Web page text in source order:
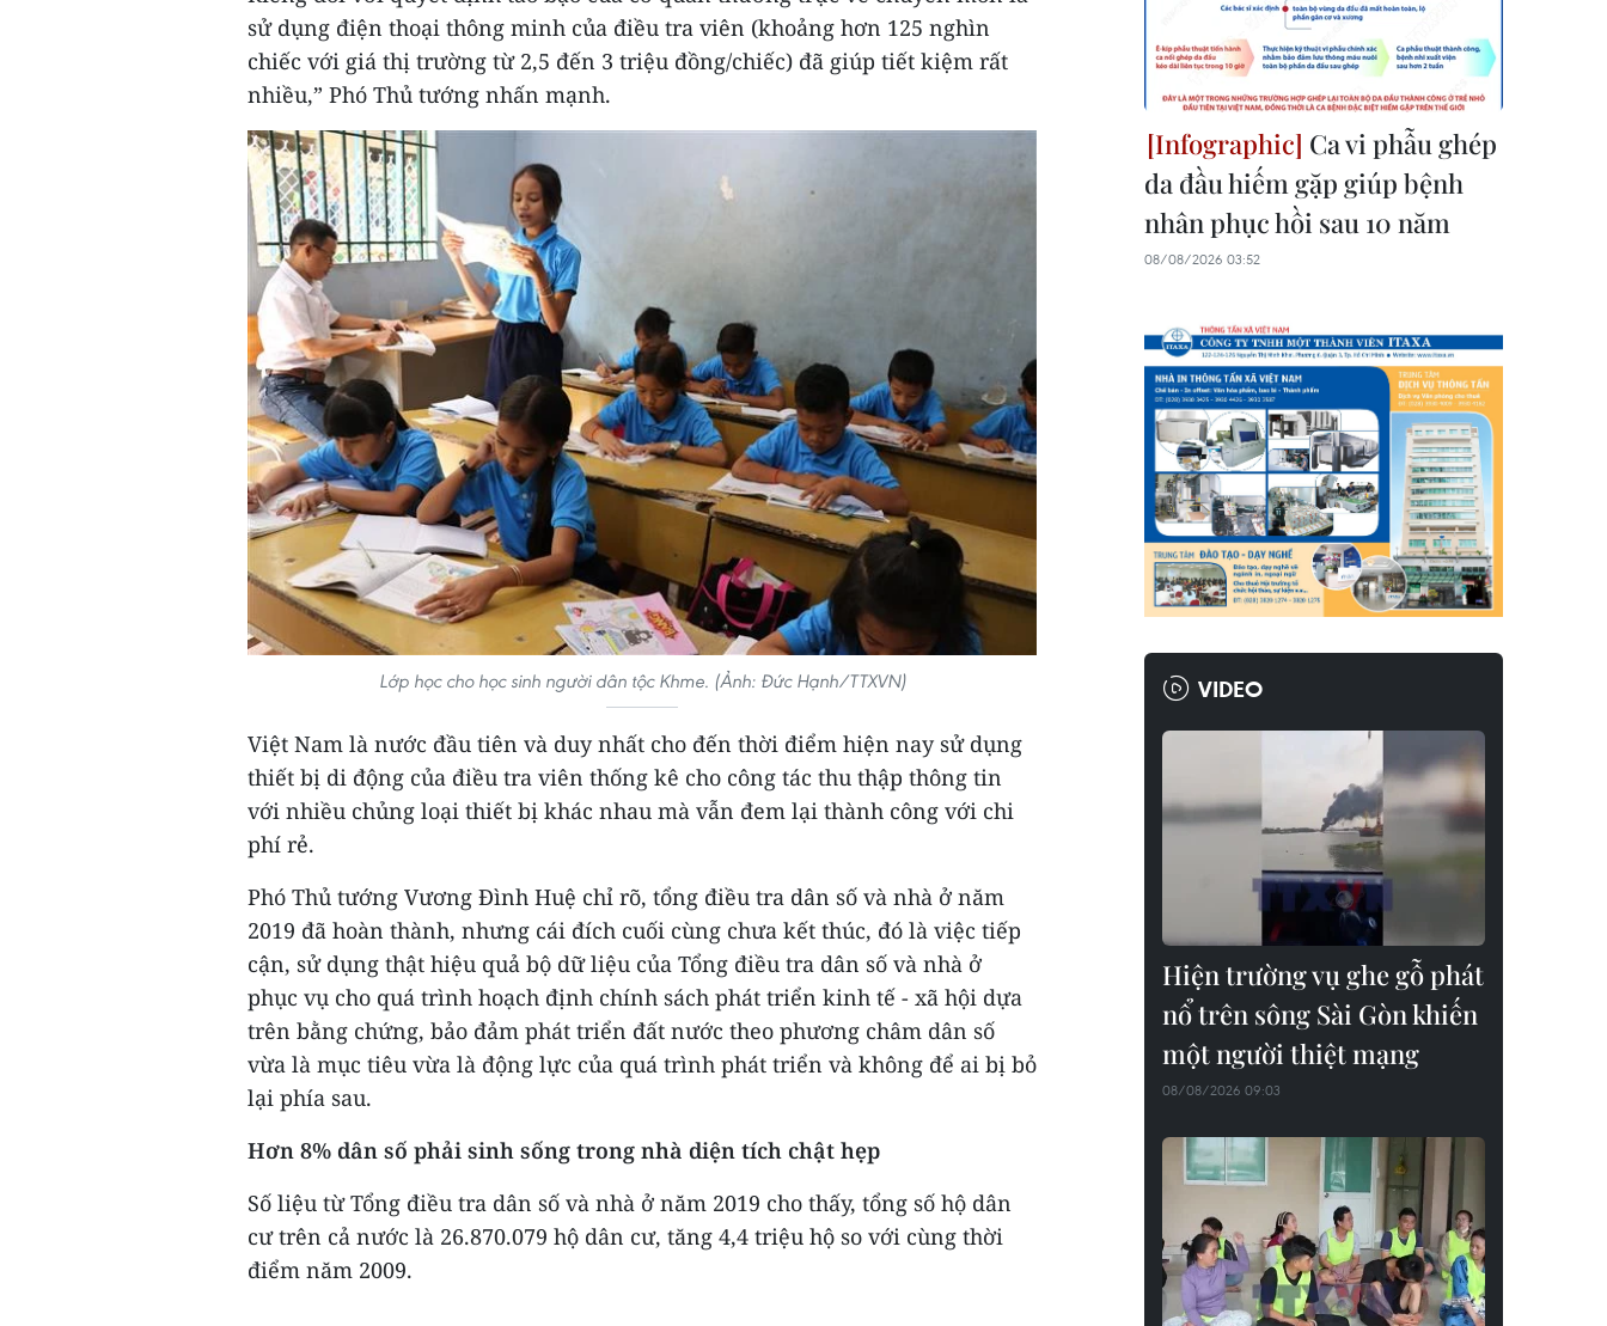
sử dụng điện thoại thông minh của điều tra viên (khoảng hơn 125 nghìn
chiếc với giá thị trường từ 2,5 đến 3 triệu đồng/chiếc) đã giúp tiết kiệm rất
nhiều,” Phó Thủ tướng nhấn mạnh.
Lớp học cho học sinh người dân tộc Khme. (Ảnh: Đức Hạnh/TTXVN)
Việt Nam là nước đầu tiên và duy nhất cho đến thời điểm hiện nay sử dụng
thiết bị di động của điều tra viên thống kê cho công tác thu thập thông tin
với nhiều chủng loại thiết bị khác nhau mà vẫn đem lại thành công với chi
phí rẻ.
Phó Thủ tướng Vương Đình Huệ chỉ rõ, tổng điều tra dân số và nhà ở năm
2019 đã hoàn thành, nhưng cái đích cuối cùng chưa kết thúc, đó là việc tiếp
cận, sử dụng thật hiệu quả bộ dữ liệu của Tổng điều tra dân số và nhà ở
phục vụ cho quá trình hoạch định chính sách phát triển kinh tế - xã hội dựa
trên bằng chứng, bảo đảm phát triển đất nước theo phương châm dân số
vừa là mục tiêu vừa là động lực của quá trình phát triển và không để ai bị bỏ
lại phía sau.
Hơn 8% dân số phải sinh sống trong nhà diện tích chật hẹp
Số liệu từ Tổng điều tra dân số và nhà ở năm 2019 cho thấy, tổng số hộ dân
cư trên cả nước là 26.870.079 hộ dân cư, tăng 4,4 triệu hộ so với cùng thời
điểm năm 2009.
Ca vi phẫu ghép
da đầu hiếm gặp giúp bệnh
nhân phục hồi sau 10 năm
08/08/2026 03:52
VIDEO
Hiện trường vụ ghe gỗ phát
nổ trên sông Sài Gòn khiến
một người thiệt mạng
08/08/2026 09:03